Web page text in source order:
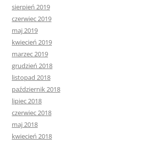
sierpień 2019
czerwiec 2019
maj 2019
kwiecień 2019
marzec 2019
grudzień 2018
listopad 2018
październik 2018
lipiec 2018
czerwiec 2018
maj 2018
kwiecień 2018